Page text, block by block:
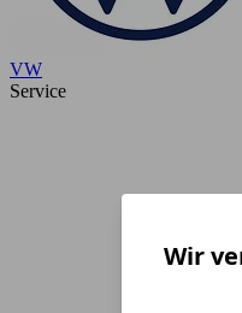
VW
Service
Wir